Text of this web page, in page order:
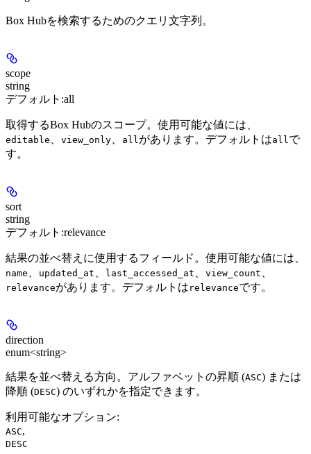
Box Hubを検索するためのクエリ文字列。
scope
string
デフォルト:all
取得するBox Hubのスコープ。使用可能な値には、
editable view_only all があります。デフォルトはall で
す。
sort
string
デフォルト:relevance
結果の並べ替えに使用するフィールド。使用可能な値には、
name updated_at last_accessed_at view_count
relevanceがあります。デフォルトは relevanceです。
direction
enum<string>
結果を並べ替える方向。アルファベットの昇順 (ASC) または
降順 (DESC) のいずれかを指定できます。
利用可能なオプション:
ASC,
DESC